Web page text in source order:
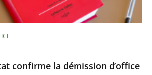
confirme la démission d’office